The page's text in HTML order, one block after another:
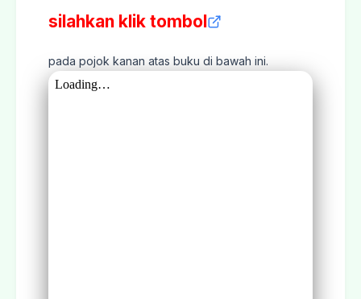
silahkan klik tombol
pada pojok kanan atas buku di bawah ini.